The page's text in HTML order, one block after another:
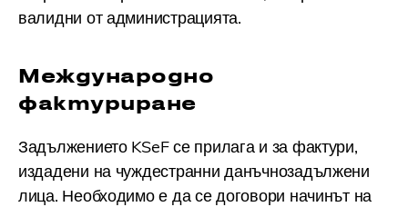
валидни от администрацията.
Международно
фактуриране
Задължението KSeF се прилага и за фактури,
издадени на чуждестранни данъчнозадължени
лица. Необходимо е да се договори начинът на